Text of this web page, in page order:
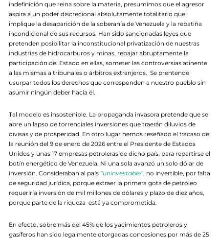
indefinición que reina sobre la materia, presumimos que el agresor
aspira a un poder discrecional absolutamente totalitario que
implique la desaparición de la soberanía de Venezuela y la rebatiña
incondicional de sus recursos. Han sido sancionadas leyes que
pretenden posibilitar la inconstitucional privatización de nuestras
industrias de hidrocarburos y minas, rebajar abruptamente la
participación del Estado en ellas, someter las controversias atinente
a las mismas a tribunales o árbitros extranjeros. Se prentende
usurpar todos los derechos que corresponden a nuestro pueblo sin
asumir ningún deber hacia él.
Tal modelo es insostenible. La propaganda invasora pretende que se
abre un lapso de torrenciales inversiones que traerán diluvios de
divisas y de prosperidad. En otro lugar hemos reseñado el fracaso de
la reunión del 9 de enero de 2026 entre el Presidente de Estados
Unidos y unas 17 empresas petroleras de dicho país, para repartirse el
botín energético de Venezuela. Ni una sola avanzó un solo dólar de
inversión. Consideraban al país “uninvestable”, no invertible, por falta
de seguridad jurídica, porque extraer la primera gota de petróleo
requeriría inversión de mil millones de dólares y plazo de diez años,
porque parte de la riqueza está ya comprometida.
En efecto, sobre más del 45% de los yacimientos petroleros y
gasíferos han sido legalmente otorgadas concesiones por más de 25